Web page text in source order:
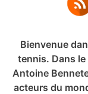
Bienvenue
tennis. Dans
Antoine
acteurs du